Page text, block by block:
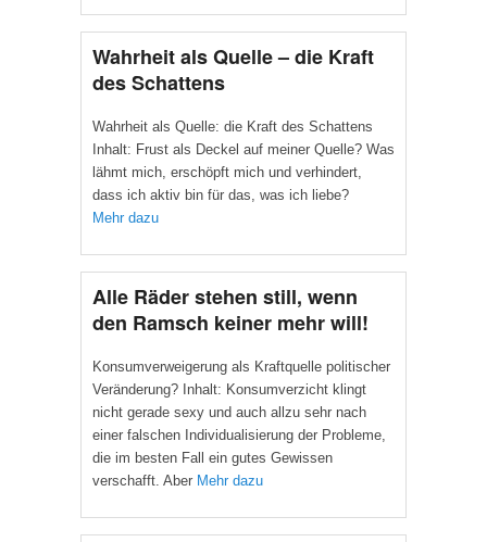
Wahrheit als Quelle – die Kraft
des Schattens
Wahrheit als Quelle: die Kraft des Schattens
Inhalt: Frust als Deckel auf meiner Quelle? Was
lähmt mich, erschöpft mich und verhindert,
dass ich aktiv bin für das, was ich liebe?
Mehr dazu
Alle Räder stehen still, wenn
den Ramsch keiner mehr will!
Konsumverweigerung als Kraftquelle politischer
Veränderung? Inhalt: Konsumverzicht klingt
nicht gerade sexy und auch allzu sehr nach
einer falschen Individualisierung der Probleme,
die im besten Fall ein gutes Gewissen
verschafft. Aber Mehr dazu